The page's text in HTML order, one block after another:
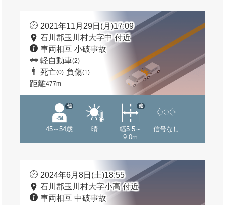
2021年11月29日(月)17:09
石川郡玉川村大字中 付近
車両相互 小破事故
軽自動車(2)
死亡(0) 負傷(1)
距離477m
45～54歳
他
晴
幅5.5～
9.0m
他
信号なし
2024年6月8日(土)18:55
石川郡玉川村大字小高 付近
車両相互 中破事故